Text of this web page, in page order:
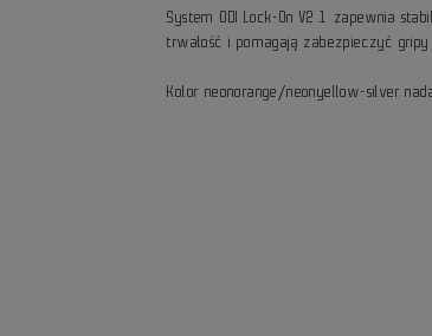
System ODI Lock-On V2.1 zapewnia
trwałość i pomagają zabezpieczyć
Kolor neonorange/neonyellow-silver